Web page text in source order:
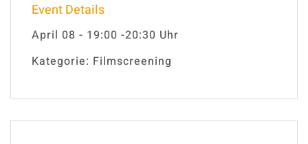
Event Details
April 08 - 19:00 -20:30 Uhr
Kategorie: Filmscreening